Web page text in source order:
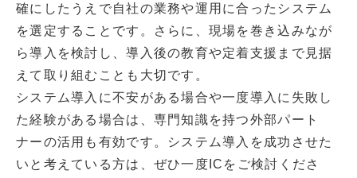
確にしたうえで自社の業務や運用に合ったシステム
を選定することです。さらに、現場を巻き込みなが
ら導入を検討し、導入後の教育や定着支援まで見据
えて取り組むことも大切です。
システム導入に不安がある場合や一度導入に失敗し
た経験がある場合は、専門知識を持つ外部パート
ナーの活用も有効です。システム導入を成功させた
いと考えている方は、ぜひ一度ICをご検討くださ